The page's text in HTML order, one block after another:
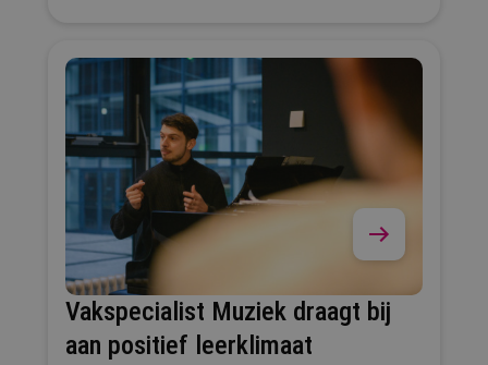
Vakspecialist Muziek draagt bij
aan positief leerklimaat